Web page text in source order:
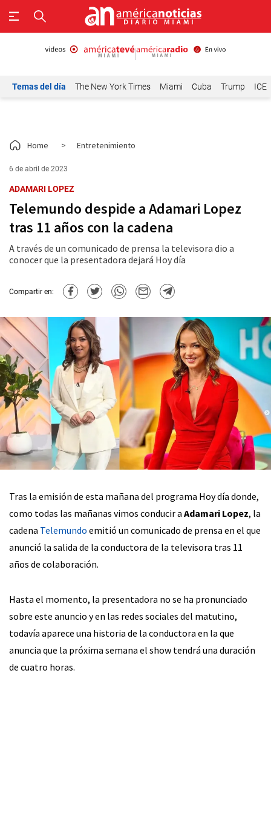
Temas del día The New York Times Miami Cuba Trump ICE
Home > Entretenimiento
6 de abril de 2023
ADAMARI LOPEZ
Telemundo despide a Adamari Lopez
tras 11 años con la cadena
A través de un comunicado de prensa la televisora dio a
conocer que la presentadora dejará Hoy día
Compartir en:
Tras la emisión de esta mañana del programa Hoy día donde,
como todas las mañanas vimos conducir a Adamari Lopez, la
cadena Telemundo emitió un comunicado de prensa en el que
anunció la salida de la conductora de la televisora tras 11
años de colaboración.
Hasta el momento, la presentadora no se ha pronunciado
sobre este anuncio y en las redes sociales del matutino,
todavía aparece una historia de la conductora en la que
anuncia que la próxima semana el show tendrá una duración
de cuatro horas.